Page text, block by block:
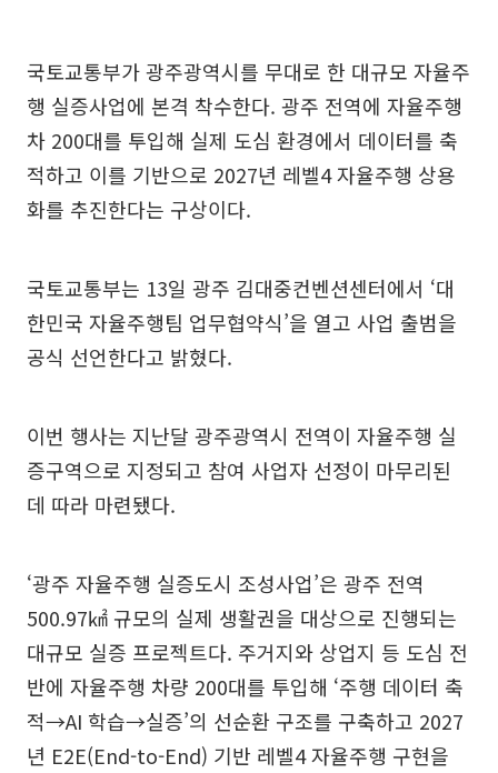
국토교통부가 광주광역시를 무대로 한 대규모 자율주
행 실증사업에 본격 착수한다. 광주 전역에 자율주행
차 200대를 투입해 실제 도심 환경에서 데이터를 축
적하고 이를 기반으로 2027년 레벨4 자율주행 상용
화를 추진한다는 구상이다.
국토교통부는 13일 광주 김대중컨벤션센터에서 ‘대
한민국 자율주행팀 업무협약식’을 열고 사업 출범을
공식 선언한다고 밝혔다.
이번 행사는 지난달 광주광역시 전역이 자율주행 실
증구역으로 지정되고 참여 사업자 선정이 마무리된
데 따라 마련됐다.
‘광주 자율주행 실증도시 조성사업’은 광주 전역
500.97㎢ 규모의 실제 생활권을 대상으로 진행되는
대규모 실증 프로젝트다. 주거지와 상업지 등 도심 전
반에 자율주행 차량 200대를 투입해 ‘주행 데이터 축
적→AI 학습→실증’의 선순환 구조를 구축하고 2027
년 E2E(End-to-End) 기반 레벨4 자율주행 구현을